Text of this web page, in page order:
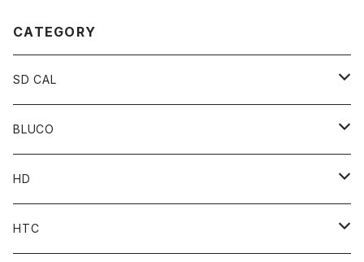
CATEGORY
SD CAL
Top
Pant
Accessories
BLUCO
Tops
Pant
HD
Parts
HTC